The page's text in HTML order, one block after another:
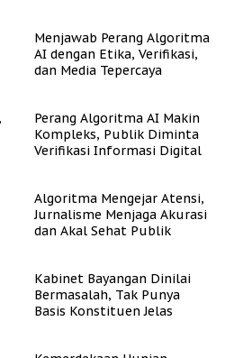
Menjawab Perang Algoritma
AI dengan Etika, Verifikasi,
dan Media Tepercaya
Perang Algoritma AI Makin
Kompleks, Publik Diminta
Verifikasi Informasi Digital
Algoritma Mengejar Atensi,
Jurnalisme Menjaga Akurasi
dan Akal Sehat Publik
Kabinet Bayangan Dinilai
Bermasalah, Tak Punya
Basis Konstituen Jelas